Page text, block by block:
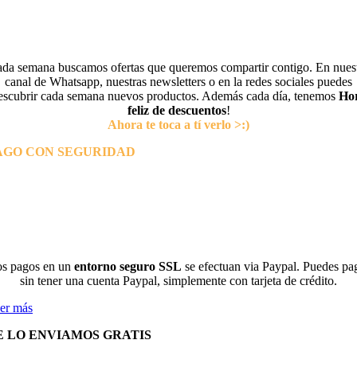
semana buscamos ofertas que queremos compartir contigo. En
canal de Whatsapp, nuestras newsletters o en la redes sociales puedes
cada semana nuevos productos. Además cada día, tenemos
feliz de descuentos!
Ahora te toca a tí verlo >:)
CON SEGURIDAD
pagos en un entorno seguro SSL se efectuan via Paypal. Puedes
sin tener una cuenta Paypal, simplemente con tarjeta de crédito.
más
LO ENVIAMOS GRATIS